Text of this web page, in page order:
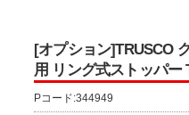
[オプション]TRUSCO
用 リング式ストッパー
Pコード:344949